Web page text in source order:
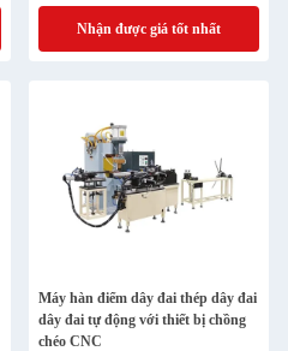
Nhận được giá tốt nhất
Máy hàn điểm dây đai thép dây đai
dây đai tự động với thiết bị chồng
chéo CNC